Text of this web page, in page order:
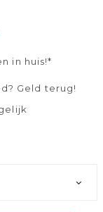
in huis!*
Geld terug!